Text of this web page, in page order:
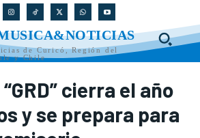
de Curicó, Región del
y Chile
cierra el año
y se prepara para